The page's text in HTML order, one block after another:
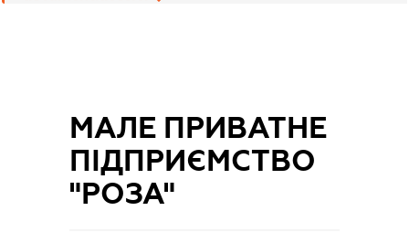
МАЛЕ ПРИВАТНЕ
ПІДПРИЄМСТВО
"РОЗА"